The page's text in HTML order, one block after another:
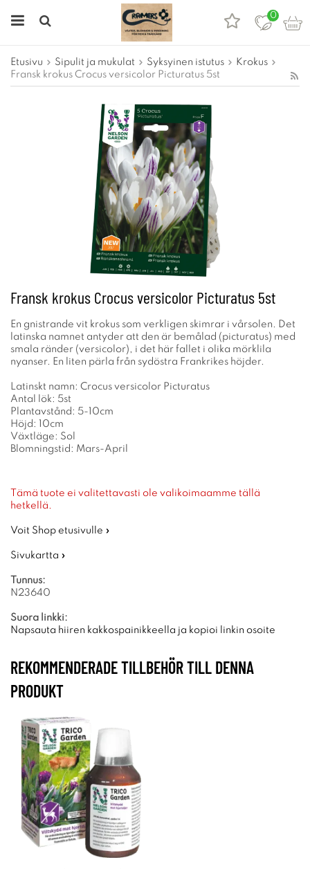
0
Etusivu Sipulit ja mukulat Syksyinen istutus
Krokus
Fransk krokus Crocus versicolor Picturatus 5st
Fransk krokus Crocus versicolor Picturatus 5st
En gnistrande vit krokus som verkligen skimrar i vårsolen. Det
latinska namnet antyder att den är bemålad (picturatus) med
smala ränder (versicolor), i det här fallet i olika mörklila
nyanser. En liten pärla från sydöstra Frankrikes höjder.
Latinskt namn: Crocus versicolor Picturatus
Antal lök: 5st
Plantavstånd: 5-10cm
Höjd: 10cm
Växtläge: Sol
Blomningstid: Mars-April
Tämä tuote ei valitettavasti ole valikoimaamme tällä
hetkellä.
Voit Shop etusivulle »
Sivukartta »
Tunnus:
N23640
Suora linkki:
Napsauta hiiren kakkospainikkeella ja kopioi linkin osoite
REKOMMENDERADE TILLBEHÖR TILL DENNA
PRODUKT